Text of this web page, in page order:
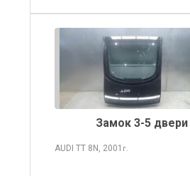
Замок 3-5 двери
AUDI TT 8N, 2001 г.